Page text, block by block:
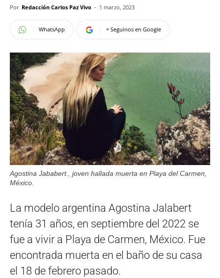
Por Redacción Carlos Paz Vivo - 1 marzo, 2023
WhatsApp + Seguinos en Google
Agostina Jababert., joven hallada muerta en Playa del Carmen,
México.
La modelo argentina Agostina Jalabert
tenía 31 años, en septiembre del 2022 se
fue a vivir a Playa de Carmen, México. Fue
encontrada muerta en el baño de su casa
el 18 de febrero pasado.